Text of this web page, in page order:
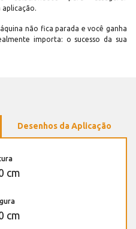
aplicação.
não fica parada e você ganha
importa: o sucesso da sua
Desenhos da Aplicação
cm
cm